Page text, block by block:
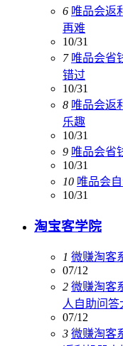
6 唯品会返
再难
10/31
7 唯品会省
错过
10/31
8 唯品会返
乐趣
10/31
9 唯品会省
10/31
10 唯品会
10/31
淘宝客学院
1 微赚淘客
07/12
2 微赚淘客
人自助问答
07/12
3 微赚淘客